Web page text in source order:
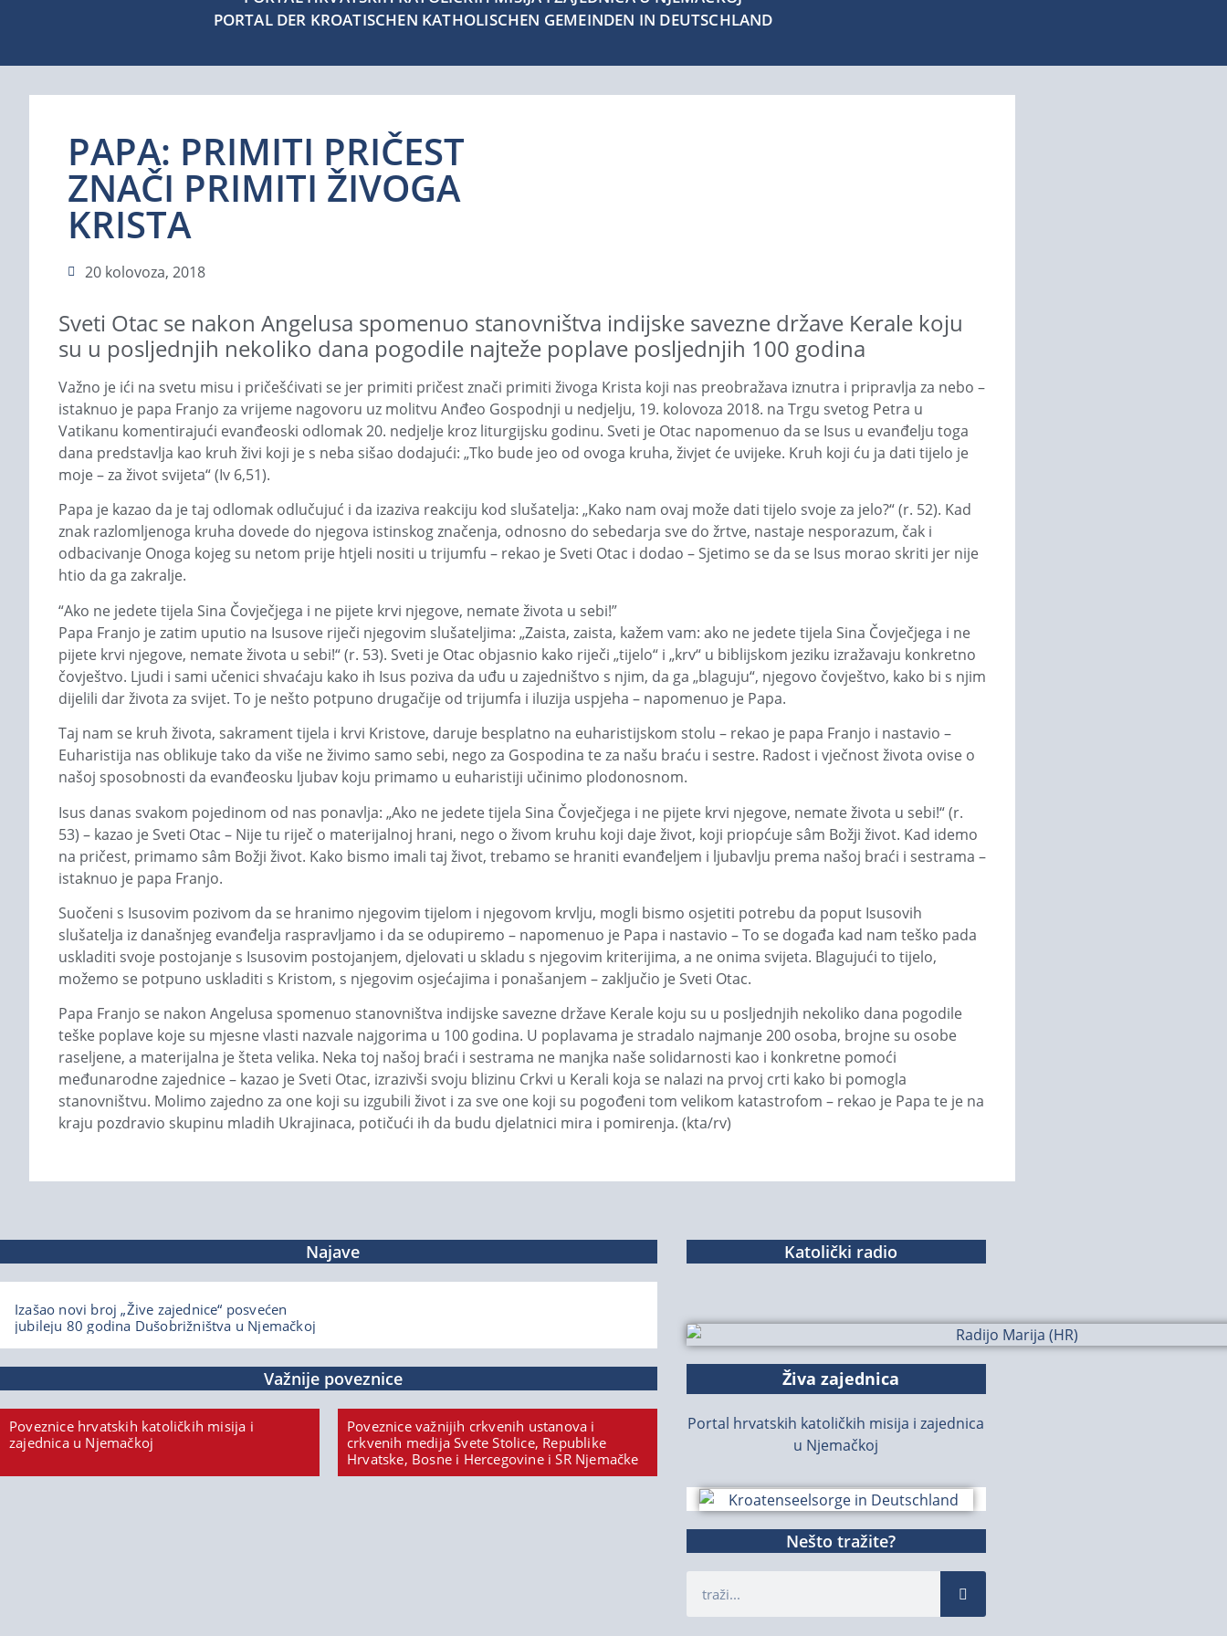
PORTAL DER KROATISCHEN KATHOLISCHEN GEMEINDEN IN DEUTSCHLAND
PAPA: PRIMITI PRIČEST
ZNAČI PRIMITI ŽIVOGA
KRISTA
20 kolovoza, 2018
Sveti Otac se nakon Angelusa spomenuo stanovništva indijske savezne države Kerale koju
su u posljednjih nekoliko dana pogodile najteže poplave posljednjih 100 godina
Važno je ići na svetu misu i pričešćivati se jer primiti pričest znači primiti živoga Krista koji nas preobražava iznutra i pripravlja za nebo –
istaknuo je papa Franjo za vrijeme nagovoru uz molitvu Anđeo Gospodnji u nedjelju, 19. kolovoza 2018. na Trgu svetog Petra u
Vatikanu komentirajući evanđeoski odlomak 20. nedjelje kroz liturgijsku godinu. Sveti je Otac napomenuo da se Isus u evanđelju toga
dana predstavlja kao kruh živi koji je s neba sišao dodajući: „Tko bude jeo od ovoga kruha, živjet će uvijeke. Kruh koji ću ja dati tijelo je
moje – za život svijeta“ (Iv 6,51).
Papa je kazao da je taj odlomak odlučujuć i da izaziva reakciju kod slušatelja: „Kako nam ovaj može dati tijelo svoje za jelo?“ (r. 52). Kad
znak razlomljenoga kruha dovede do njegova istinskog značenja, odnosno do sebedarja sve do žrtve, nastaje nesporazum, čak i
odbacivanje Onoga kojeg su netom prije htjeli nositi u trijumfu – rekao je Sveti Otac i dodao – Sjetimo se da se Isus morao skriti jer nije
htio da ga zakralje.
“Ako ne jedete tijela Sina Čovječjega i ne pijete krvi njegove, nemate života u sebi!”
Papa Franjo je zatim uputio na Isusove riječi njegovim slušateljima: „Zaista, zaista, kažem vam: ako ne jedete tijela Sina Čovječjega i ne
pijete krvi njegove, nemate života u sebi!“ (r. 53). Sveti je Otac objasnio kako riječi „tijelo“ i „krv“ u biblijskom jeziku izražavaju konkretno
čovještvo. Ljudi i sami učenici shvaćaju kako ih Isus poziva da uđu u zajedništvo s njim, da ga „blaguju“, njegovo čovještvo, kako bi s njim
dijelili dar života za svijet. To je nešto potpuno drugačije od trijumfa i iluzija uspjeha – napomenuo je Papa.
Taj nam se kruh života, sakrament tijela i krvi Kristove, daruje besplatno na euharistijskom stolu – rekao je papa Franjo i nastavio –
Euharistija nas oblikuje tako da više ne živimo samo sebi, nego za Gospodina te za našu braću i sestre. Radost i vječnost života ovise o
našoj sposobnosti da evanđeosku ljubav koju primamo u euharistiji učinimo plodonosnom.
Isus danas svakom pojedinom od nas ponavlja: „Ako ne jedete tijela Sina Čovječjega i ne pijete krvi njegove, nemate života u sebi!“ (r.
53) – kazao je Sveti Otac – Nije tu riječ o materijalnoj hrani, nego o živom kruhu koji daje život, koji priopćuje sâm Božji život. Kad idemo
na pričest, primamo sâm Božji život. Kako bismo imali taj život, trebamo se hraniti evanđeljem i ljubavlju prema našoj braći i sestrama –
istaknuo je papa Franjo.
Suočeni s Isusovim pozivom da se hranimo njegovim tijelom i njegovom krvlju, mogli bismo osjetiti potrebu da poput Isusovih
slušatelja iz današnjeg evanđelja raspravljamo i da se odupiremo – napomenuo je Papa i nastavio – To se događa kad nam teško pada
uskladiti svoje postojanje s Isusovim postojanjem, djelovati u skladu s njegovim kriterijima, a ne onima svijeta. Blagujući to tijelo,
možemo se potpuno uskladiti s Kristom, s njegovim osjećajima i ponašanjem – zaključio je Sveti Otac.
Papa Franjo se nakon Angelusa spomenuo stanovništva indijske savezne države Kerale koju su u posljednjih nekoliko dana pogodile
teške poplave koje su mjesne vlasti nazvale najgorima u 100 godina. U poplavama je stradalo najmanje 200 osoba, brojne su osobe
raseljene, a materijalna je šteta velika. Neka toj našoj braći i sestrama ne manjka naše solidarnosti kao i konkretne pomoći
međunarodne zajednice – kazao je Sveti Otac, izrazivši svoju blizinu Crkvi u Kerali koja se nalazi na prvoj crti kako bi pomogla
stanovništvu. Molimo zajedno za one koji su izgubili život i za sve one koji su pogođeni tom velikom katastrofom – rekao je Papa te je na
kraju pozdravio skupinu mladih Ukrajinaca, potičući ih da budu djelatnici mira i pomirenja. (kta/rv)
Najave
Izašao novi broj „Žive zajednice“ posvećen
jubileju 80 godina Dušobrižništva u Njemačkoj
Važnije poveznice
Poveznice hrvatskih katoličkih misija i
zajednica u Njemačkoj
Poveznice važnijih crkvenih ustanova i
crkvenih medija Svete Stolice, Republike
Hrvatske, Bosne i Hercegovine i SR Njemačke
Katolički radio
Živa zajednica
Portal hrvatskih katoličkih misija i zajednica
u Njemačkoj
Nešto tražite?